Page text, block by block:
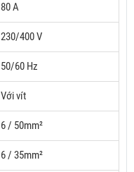
80 A
230/400 V
50/60 Hz
Với vít
6 / 50mm²
6 / 35mm²